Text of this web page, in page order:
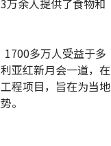
多万人受益于多
亚红新月会一道，在
程项目，旨在为当地
。